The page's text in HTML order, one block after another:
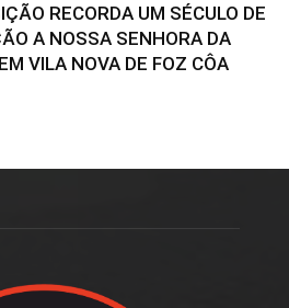
RECORDA UM SÉCULO DE
A NOSSA SENHORA DA
VILA NOVA DE FOZ CÔA